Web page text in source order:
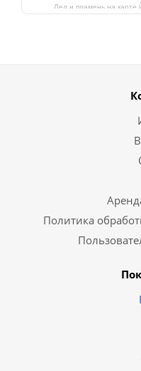
Лед и пламень на
Политика